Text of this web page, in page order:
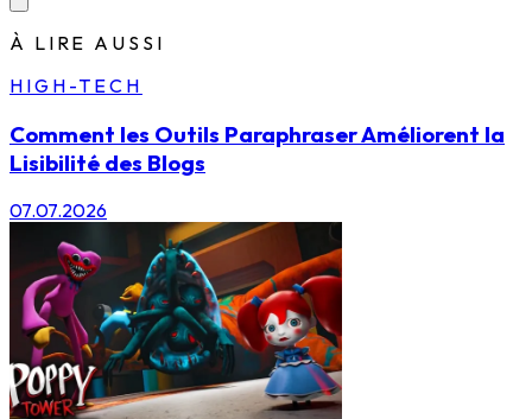
À LIRE AUSSI
HIGH-TECH
Comment les Outils Paraphraser Améliorent la
Lisibilité des Blogs
07.07.2026